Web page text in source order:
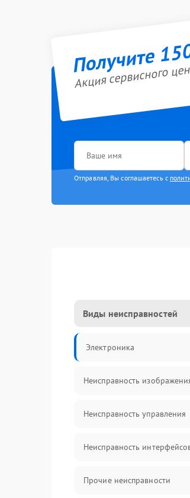
Получите
Акция сервисного
Отправляя, Вы соглашаетесь с
Виды неисправностей
Электроника
Неисправность
Неисправность управления
Неисправность
Прочие неисправности